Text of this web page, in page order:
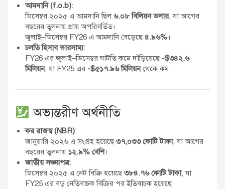
আমদানি (f.o.b):
ডিসেম্বর ২০২৫ এ আমদানি ছিল৬.০৮ বিলিয়ন ডলার, যা আগের
বছরের তুলনায় প্রায় অপরিবর্তিত।
জুলাই–ডিসেম্বর FY26 এ আমদানি বেড়েছে ৪.৯৬% ।
চলতি হিসাব ভারসাম্য:
FY26 এর জুলাই–ডিসেম্বর ঘাটতি কমে দাঁড়িয়েছে -$৩৪২.৬
মিলিয়ন, যা FY25 এর -$৫১৭.৯৬ মিলিয়নথেকে কম।
অভ্যন্তরীণ অর্থনীতি
কর রাজস্ব (NBR):
জানুয়ারি ২০২৬ এ সংগ্রহ হয়েছে৩৭,০৩৩ কোটি টাকা, যা আগের
বছরের তুলনায় ১২.৯% বেশি।
জাতীয় সঞ্চয়পত্র:
ডিসেম্বর ২০২৫ এ নেট বিক্রি হয়েছে৩৮৪.৭৬ কোটি টাকা, যা
FY25 এর বড় নেতিবাচক বিক্রির পর ইতিবাচক হয়েছে।